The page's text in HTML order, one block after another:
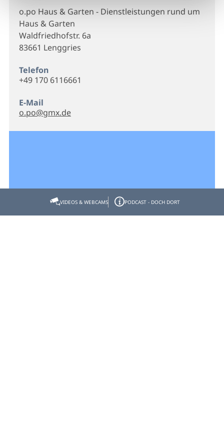
o.po Haus & Garten - Dienstleistungen rund um
Haus & Garten
Waldfriedhofstr. 6a
83661 Lenggries
Telefon
+49 170 6116661
E-Mail
o.po@gmx.de
VIDEOS & WEBCAMS PODCAST - DOCH DORT